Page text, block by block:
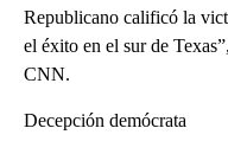
Republicano calificó la
el éxito en el sur de
CNN.
Decepción demócrata